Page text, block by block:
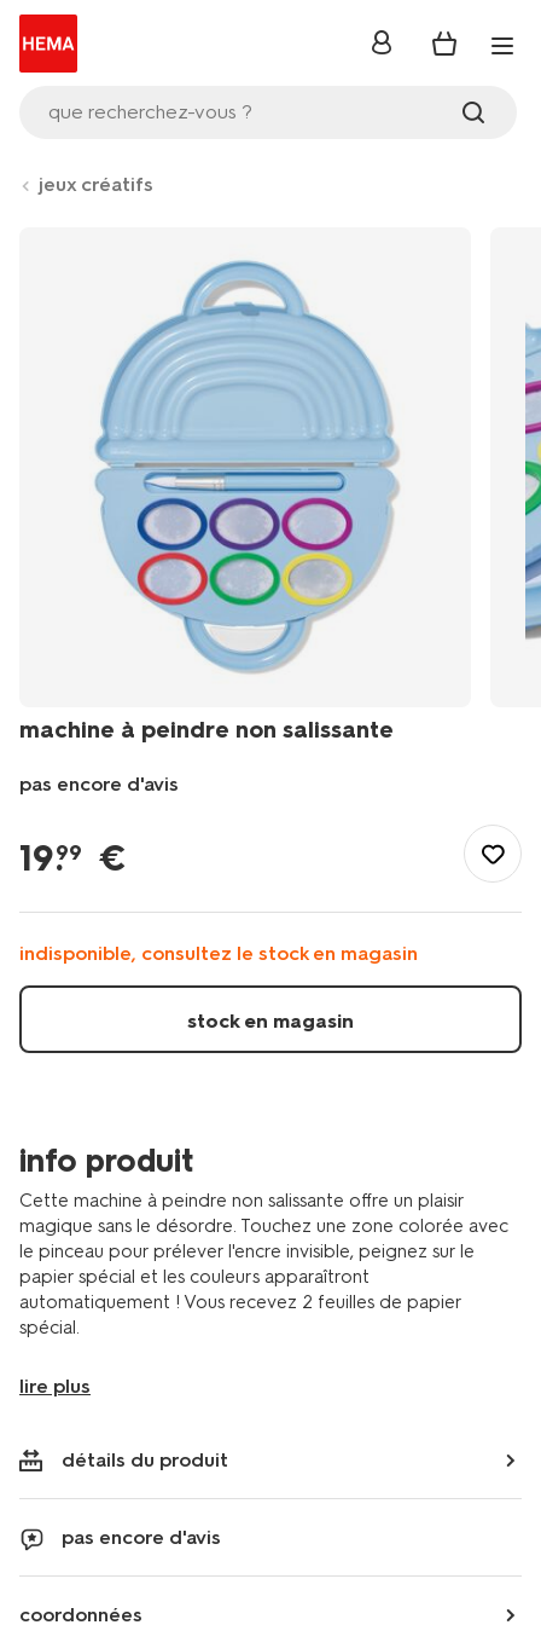
que recherchez-vous ?
se
jeux créatifs
machine à peindre non salissante
pas encore d'avis
fr/jouets/dessin-
jeux-
a-
peindre-
salissante-
19.
99 €
indisponible, consultez le stock en magasin
stock en magasin
info produit
Cette machine à peindre non salissante offre un plaisir
magique sans le désordre. Touchez une zone colorée avec
le pinceau pour prélever l'encre invisible, peignez sur le
papier spécial et les couleurs apparaîtront
automatiquement ! Vous recevez 2 feuilles de papier
spécial.
lire plus
détails du produit
pas encore d'avis
coordonnées